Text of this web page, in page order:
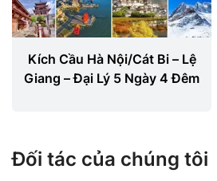
Kích Cầu Hà Nội/Cát Bi – Lệ
Giang – Đại Lý 5 Ngày 4 Đêm
Đối tác của chúng tôi